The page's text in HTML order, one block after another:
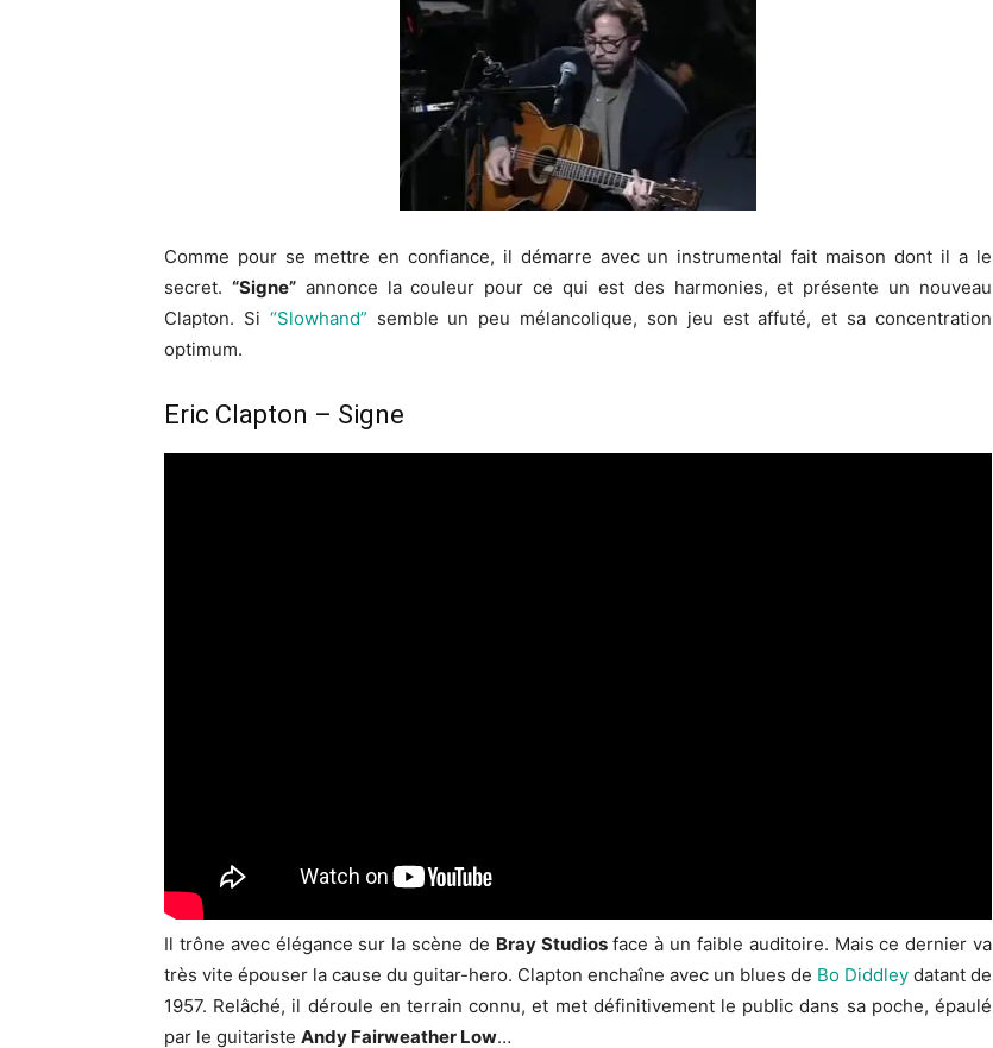
Comme pour se mettre en confiance, il démarre avec un instrumental fait maison dont il a le
secret. “Signe”annonce la couleur pour ce qui est des harmonies, et présente un nouveau
Clapton. Si “Slowhand” semble un peu mélancolique, son jeu est affuté, et sa concentration
optimum.
Eric Clapton – Signe
Il trône avec élégance sur la scène de Bray Studiosface à un faible auditoire. Mais ce dernier va
très vite épouser la cause du guitar-hero. Clapton enchaîne avec un blues de Bo Diddley datant de
1957. Relâché, il déroule en terrain connu, et met définitivement le public dans sa poche, épaulé
par le guitariste Andy Fairweather Low…